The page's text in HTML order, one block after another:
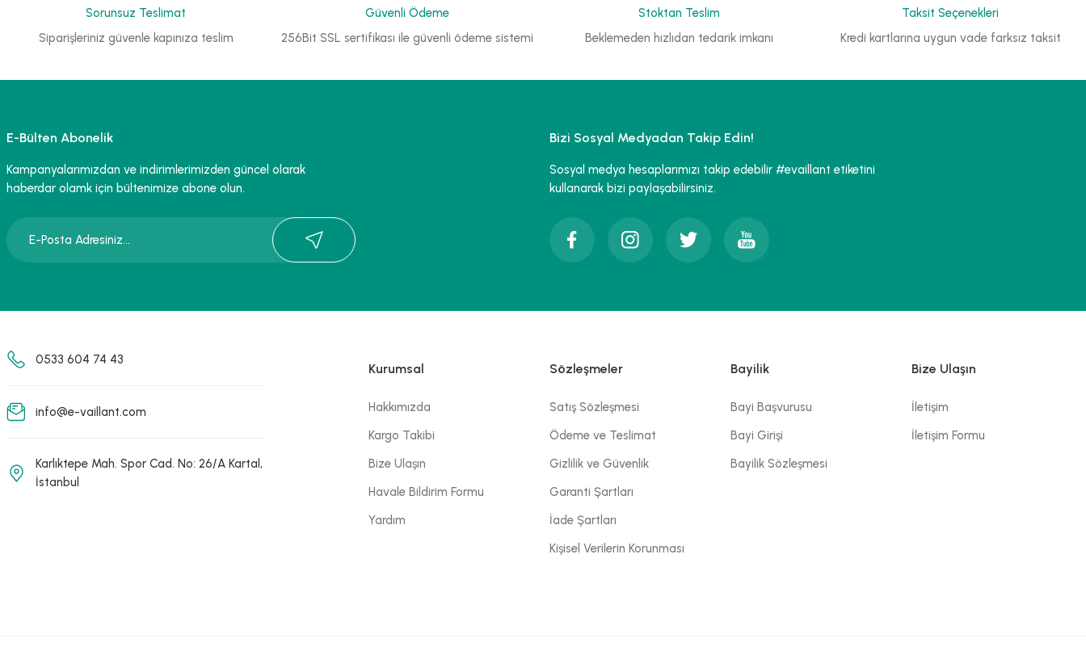
Sorunsuz Teslimat
Siparişleriniz güvenle kapınıza teslim
Güvenli Ödeme
256Bit SSL sertifikası ile güvenli ödeme sistemi
Stoktan Teslim
Beklemeden hızlıdan tedarik imkanı
Taksit Seçenekleri
Kredi kartlarına uygun vade farksız taksit
E-Bülten Abonelik
Kampanyalarımızdan ve indirimlerimizden güncel olarak
haberdar olamk için bültenimize abone olun.
Bizi Sosyal Medyadan Takip Edin!
Sosyal medya hesaplarımızı takip edebilir #evaillant etiketini
kullanarak bizi paylaşabilirsiniz.
0533 604 74 43
info@e-vaillant.com
Karlıktepe Mah. Spor Cad. No: 26/A Kartal,
İstanbul
Kurumsal
Hakkımızda
Kargo Takibi
Bize Ulaşın
Havale Bildirim Formu
Yardım
Sözleşmeler
Satış Sözleşmesi
Ödeme ve Teslimat
Gizlilik ve Güvenlik
Garanti Şartları
İade Şartları
Kişisel Verilerin Korunması
Bayilik
Bayi Başvurusu
Bayi Girişi
Bayilik Sözleşmesi
Bize Ulaşın
İletişim
İletişim Formu